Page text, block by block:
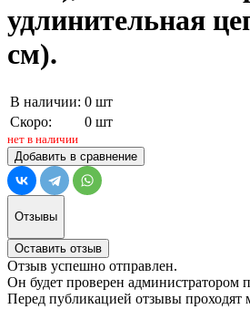
удлинительная
см).
В наличии: 0 шт
Скоро:
0 шт
нет в наличии
Добавить в сравнение
Отзывы
Оставить отзыв
Отзыв успешно отправлен.
Он будет проверен администратором
Перед публикацией отзывы проходят